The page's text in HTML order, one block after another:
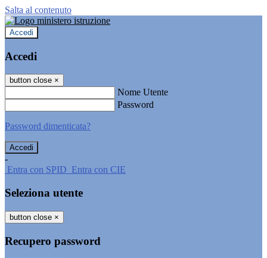
Salta al contenuto
Accedi
Accedi
button close ×
Nome Utente
Password
Password dimenticata?
-
Entra con SPID Entra con CIE
Seleziona utente
button close ×
Recupero password